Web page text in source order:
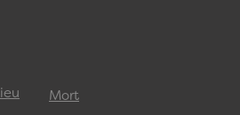
Mort